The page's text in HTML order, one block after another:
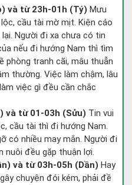
và từ 23h-01h (Tý) Mưu
cầu tài mờ mịt. Kiện cáo
Người đi xa chưa có tin
nếu đi hướng Nam thì tìm
phòng tranh cãi, mâu thuẫn
thường. Việc làm chậm, lâu
việc gì đều cần chắc
và từ 01-03h (Sửu) Tin vui
cầu tài thì đi hướng Nam.
có nhiều may mắn. Người đi
nuôi đều gặp thuận lợi.
và từ 03h-05h (Dần) Hay
chuyện đói kém, phải đề